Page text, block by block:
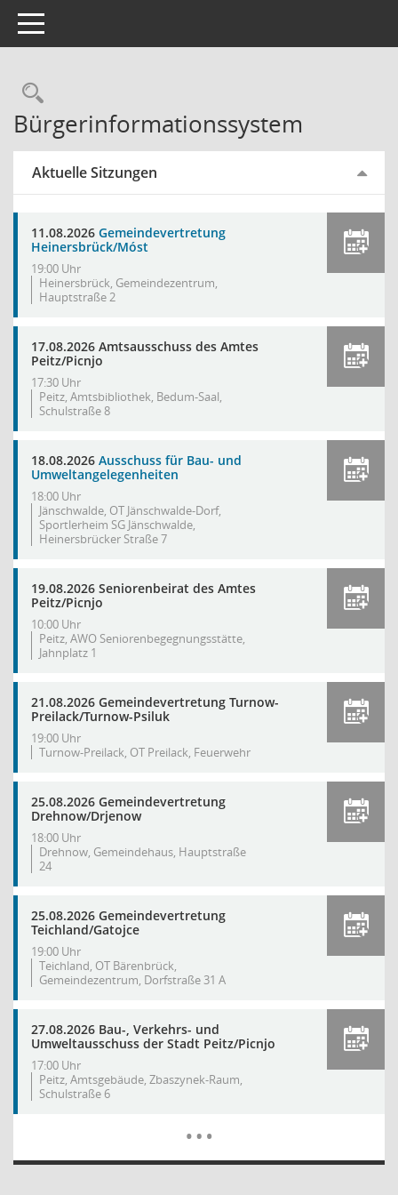
Toggle navigation
Rechercheauswahl
Bürgerinformationssystem
Aktuelle Sitzungen
11.08.2026 Gemeindevertretung
Heinersbrück/Móst
19:00 Uhr
Heinersbrück, Gemeindezentrum,
Hauptstraße 2
17.08.2026 Amtsausschuss des Amtes
Peitz/Picnjo
17:30 Uhr
Peitz, Amtsbibliothek, Bedum-Saal,
Schulstraße 8
18.08.2026 Ausschuss für Bau- und
Umweltangelegenheiten
18:00 Uhr
Jänschwalde, OT Jänschwalde-Dorf,
Sportlerheim SG Jänschwalde,
Heinersbrücker Straße 7
19.08.2026 Seniorenbeirat des Amtes
Peitz/Picnjo
10:00 Uhr
Peitz, AWO Seniorenbegegnungsstätte,
Jahnplatz 1
21.08.2026 Gemeindevertretung Turnow-
Preilack/Turnow-Psiluk
19:00 Uhr
Turnow-Preilack, OT Preilack, Feuerwehr
25.08.2026 Gemeindevertretung
Drehnow/Drjenow
18:00 Uhr
Drehnow, Gemeindehaus, Hauptstraße
24
25.08.2026 Gemeindevertretung
Teichland/Gatojce
19:00 Uhr
Teichland, OT Bärenbrück,
Gemeindezentrum, Dorfstraße 31 A
27.08.2026 Bau-, Verkehrs- und
Umweltausschuss der Stadt Peitz/Picnjo
17:00 Uhr
Peitz, Amtsgebäude, Zbaszynek-Raum,
Schulstraße 6
…